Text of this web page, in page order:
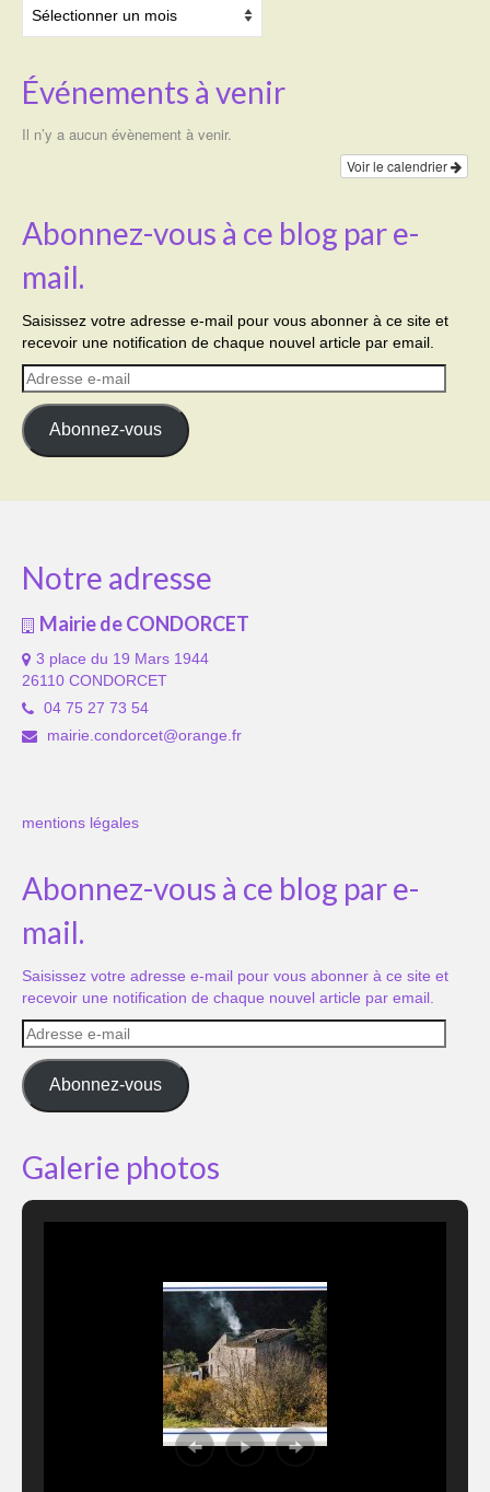
Événements à venir
Il n’y a aucun évènement à venir.
Voir le calendrier
Abonnez-vous à ce blog par e-
mail.
Saisissez votre adresse e-mail pour vous abonner à ce site et
recevoir une notification de chaque nouvel article par email.
Adresse
e-
mail
Abonnez-vous
Notre adresse
Mairie de CONDORCET
3 place du 19 Mars 1944
26110 CONDORCET
04 75 27 73 54
mairie.condorcet@orange.fr
mentions légales
Abonnez-vous à ce blog par e-
mail.
Saisissez votre adresse e-mail pour vous abonner à ce site et
recevoir une notification de chaque nouvel article par email.
Adresse
e-
mail
Abonnez-vous
Galerie photos